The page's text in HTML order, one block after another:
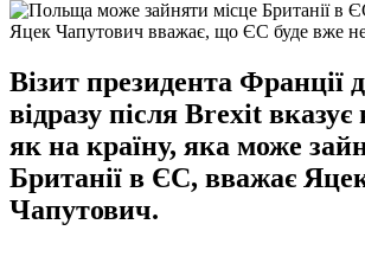
Яцек Чапутович вважає, що ЄС буде вже
Візит президента Франції
відразу після Brexit
як на країну, яка може
Британії в ЄС, вважає
Чапутович.